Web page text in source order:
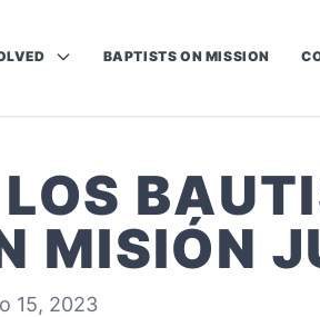
BAPTISTS ON MISSION
MISIÓN
15, 2023